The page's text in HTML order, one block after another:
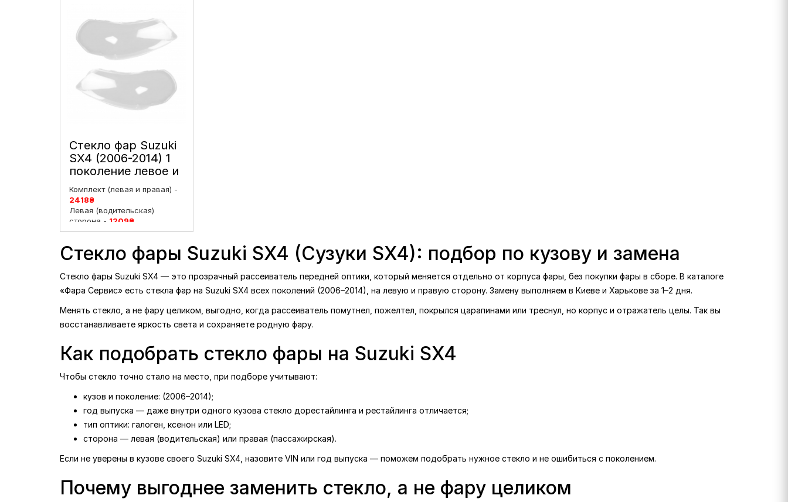
Стекло фар Suzuki
SX4 (2006-2014) 1
поколение левое и
правое
Комплект (левая и правая) -
2418₴
Левая (водительская)
сторона - 1209₴
Правая (пассажирская)
Стекло фары Suzuki SX4 (Сузуки SX4): подбор по кузову и замена
Стекло фары Suzuki SX4 — это прозрачный рассеиватель передней оптики, который меняется отдельно от корпуса фары, без покупки фары в сборе. В каталоге
«Фара Сервис» есть стекла фар на Suzuki SX4 всех поколений (2006–2014), на левую и правую сторону. Замену выполняем в Киеве и Харькове за 1–2 дня.
Менять стекло, а не фару целиком, выгодно, когда рассеиватель помутнел, пожелтел, покрылся царапинами или треснул, но корпус и отражатель целы. Так вы
восстанавливаете яркость света и сохраняете родную фару.
Как подобрать стекло фары на Suzuki SX4
Чтобы стекло точно стало на место, при подборе учитывают:
кузов и поколение: (2006–2014);
год выпуска — даже внутри одного кузова стекло дорестайлинга и рестайлинга отличается;
тип оптики: галоген, ксенон или LED;
сторона — левая (водительская) или правая (пассажирская).
Если не уверены в кузове своего Suzuki SX4, назовите VIN или год выпуска — поможем подобрать нужное стекло и не ошибиться с поколением.
Почему выгоднее заменить стекло, а не фару целиком